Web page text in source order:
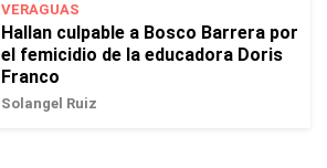
VERAGUAS
Hallan culpable a Bosco Barrera por
el femicidio de la educadora Doris
Franco
Solangel Ruiz